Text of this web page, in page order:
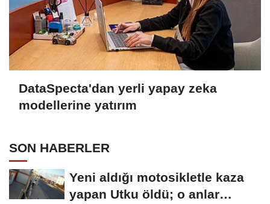
DataSpecta'dan yerli yapay zeka
modellerine yatırım
SON HABERLER
Yeni aldığı motosikletle kaza
yapan Utku öldü; o anlar